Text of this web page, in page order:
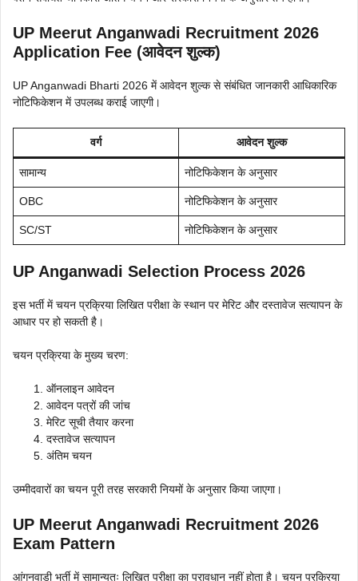
UP Meerut Anganwadi Recruitment 2026
Application Fee (आवेदन शुल्क)
UP Anganwadi Bharti 2026 में आवेदन शुल्क से संबंधित जानकारी आधिकारिक
नोटिफिकेशन में उपलब्ध कराई जाएगी।
वर्ग आवेदन शुल्क
सामान्य नोटिफिकेशन के अनुसार
OBC नोटिफिकेशन के अनुसार
SC/ST नोटिफिकेशन के अनुसार
UP Anganwadi Selection Process 2026
इस भर्ती में चयन प्रक्रिया लिखित परीक्षा के स्थान पर मेरिट और दस्तावेज सत्यापन के
आधार पर हो सकती है।
चयन प्रक्रिया के मुख्य चरण:
ऑनलाइन आवेदन
आवेदन पत्रों की जांच
मेरिट सूची तैयार करना
दस्तावेज सत्यापन
अंतिम चयन
उम्मीदवारों का चयन पूरी तरह सरकारी नियमों के अनुसार किया जाएगा।
UP Meerut Anganwadi Recruitment 2026
Exam Pattern
आंगनवाड़ी भर्ती में सामान्यतः लिखित परीक्षा का प्रावधान नहीं होता है। चयन प्रक्रिया